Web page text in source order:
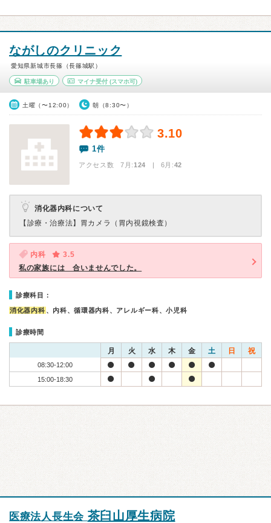
ながしのクリニック
愛知県新城市長篠（長篠城駅）
駐車場あり マイナ受付(スマホ可)
土曜（〜12:00） 朝（8:30〜）
3.10
1件
アクセス数 7月:124 | 6月:42
消化器内科について
【診療・治療法】 胃カメラ（胃内視鏡検査）
内科
3.5
私の家族には 合いませんでした。
診療科目：
消化器内科 、内科、循環器内科、アレルギー科、小児科
診療時間
月 火 水 木 金 土 日 祝
08:30-12:00
15:00-18:30
医療法人長生会 茶臼山厚生病院